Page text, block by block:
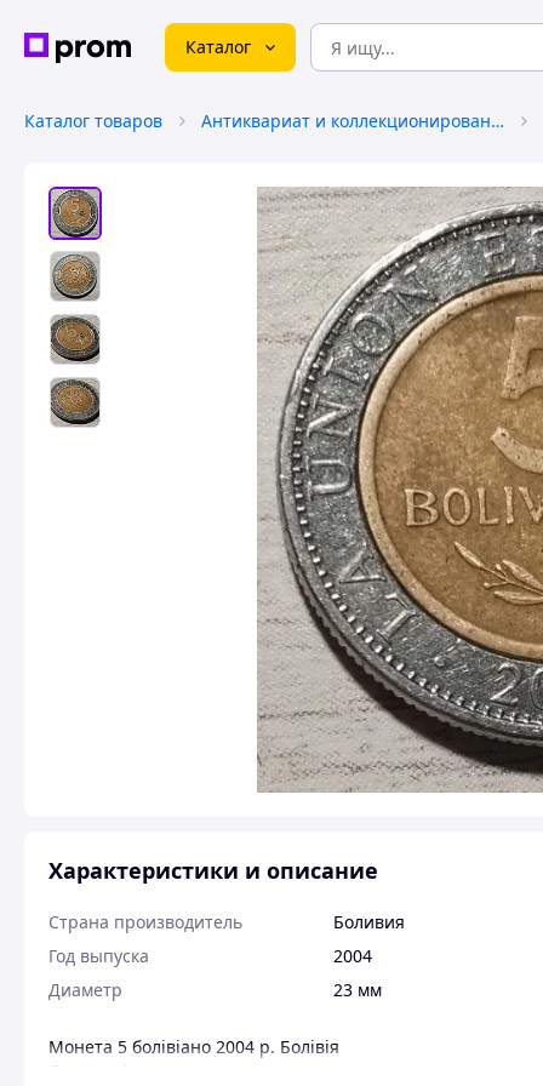
Каталог
Каталог товаров Антиквариат и коллекционирование
Характеристики и описание
Страна производитель
Боливия
Год выпуска
2004
Диаметр
23 мм
Монета 5 болівіано 2004 р. Болівія